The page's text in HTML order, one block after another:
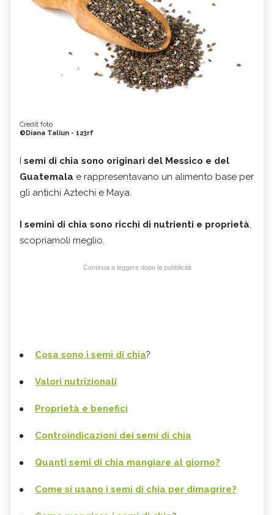
Credit foto
©Diana Taliun - 123rf
I semi di chia sono originari del Messico e del
Guatemala e rappresentavano un alimento base per
gli antichi Aztechi e Maya.
I semini di chia sono ricchi di nutrienti e proprietà,
scopriamoli meglio.
Continua a leggere dopo la pubblicità
Cosa sono i semi di chia?
Valori nutrizionali
Proprietà e benefici
Controindicazioni dei semi di chia
Quanti semi di chia mangiare al giorno?
Come si usano i semi di chia per dimagrire?